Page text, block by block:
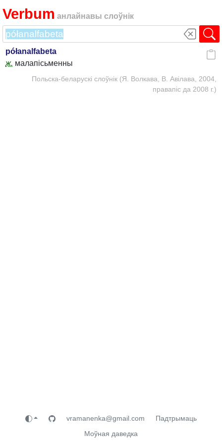
Verbum анлайнавы слоўнік
półanalfabeta
ж. малапісьменны
Польска-беларускі слоўнік (Я. Волкава, В. Авілава, 2004,
правапіс да 2008 г.)
vramanenka@gmail.com
Падтрымаць
Моўная даведка